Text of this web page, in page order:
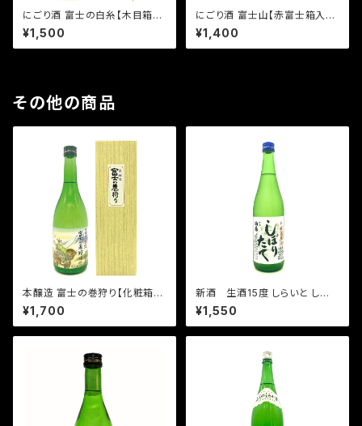
にごり酒 富士の白糸【木目箱
入】/720m
¥1,500
にごり酒 富士山【赤富士箱入】/
720ml
¥1,400
その他の商品
本醸造 富士の巻狩り【化粧箱
入】/720ml
¥1,700
新酒 生酒15度 しらいと しぼり
たて/720ml
¥1,550